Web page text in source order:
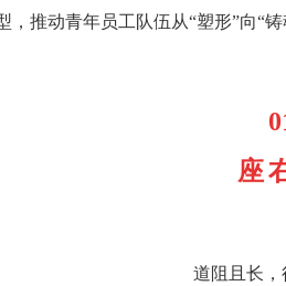
推动青年员工队伍从“塑形”向“
座
道阻且长，